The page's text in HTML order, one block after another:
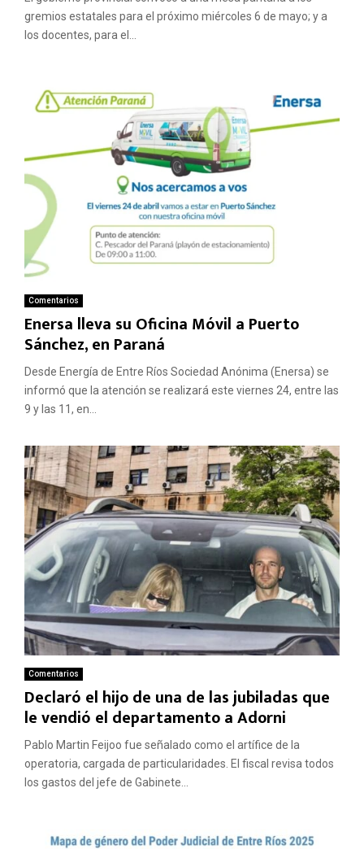
gremios estatales para el próximo miércoles 6 de mayo; y a
los docentes, para el...
Comentarios
Enersa lleva su Oficina Móvil a Puerto
Sánchez, en Paraná
Desde Energía de Entre Ríos Sociedad Anónima (Enersa) se
informó que la atención se realizará este viernes 24, entre las
9 y las 11, en...
Comentarios
Declaró el hijo de una de las jubiladas que
le vendió el departamento a Adorni
Pablo Martin Feijoo fue señalado como el artífice de la
operatoria, cargada de particularidades. El fiscal revisa todos
los gastos del jefe de Gabinete...